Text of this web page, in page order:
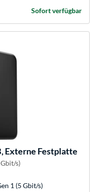
Sofort verfügbar
Externe Festplatte
s)
1 (5 Gbit/s)